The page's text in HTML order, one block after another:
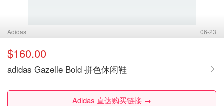
Adidas 06-23
$160.00
adidas Gazelle Bold 拼色休闲鞋
Adidas 直达购买链接 →